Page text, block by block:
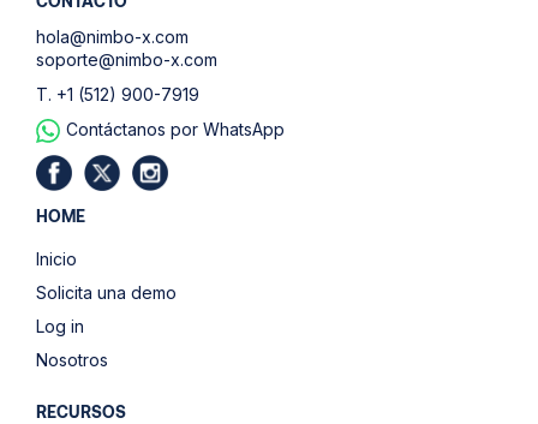
hola@nimbo-x.com
soporte@nimbo-x.com
T. +1 (512) 900-7919
Contáctanos por WhatsApp
HOME
Inicio
Solicita una demo
Log in
Nosotros
RECURSOS